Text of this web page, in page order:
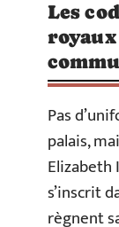
Les
Pas
palais,
s’inscrit
règnent